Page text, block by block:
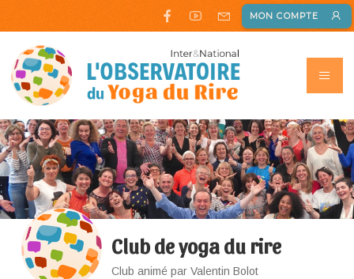
MON COMPTE
Club de yoga du rire
Club animé par Valentin Bolot